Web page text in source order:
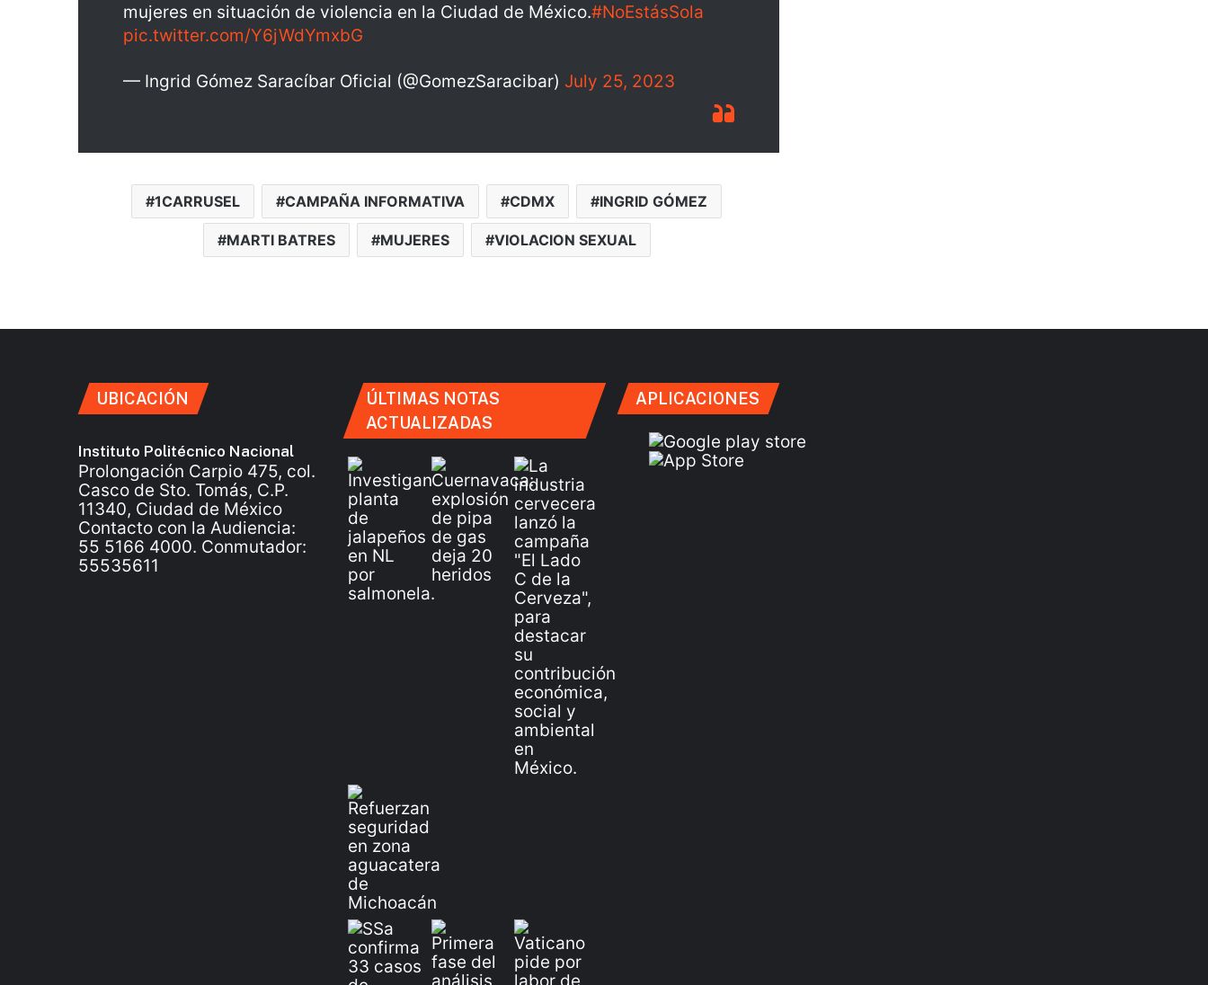
mujeres en situación de violencia en la Ciudad de México.#NoEstásSola
pic.twitter.com/Y6jWdYmxbG
— Ingrid Gómez Saracíbar Oficial (@GomezSaracibar) July 25, 2023
1CARRUSEL CAMPAÑA INFORMATIVA CDMX INGRID GÓMEZ
MARTI BATRES MUJERES VIOLACION SEXUAL
UBICACIÓN
Instituto Politécnico Nacional
Prolongación Carpio 475, col.
Casco de Sto. Tomás, C.P.
11340, Ciudad de México
Contacto con la Audiencia:
55 5166 4000. Conmutador:
55535611
ÚLTIMAS NOTAS
ACTUALIZADAS
APLICACIONES